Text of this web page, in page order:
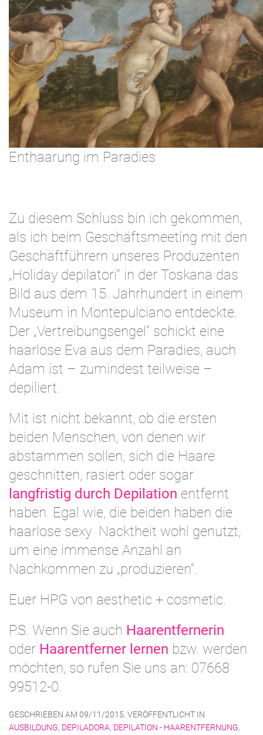
Enthaarung im Paradies
Zu diesem Schluss bin ich gekommen,
als ich beim Geschäftsmeeting mit den
Geschäftführern unseres Produzenten
„Holiday depilatori“ in der Toskana das
Bild aus dem 15. Jahrhundert in einem
Museum in Montepulciano entdeckte.
Der „Vertreibungsengel“ schickt eine
haarlose Eva aus dem Paradies, auch
Adam ist – zumindest teilweise –
depiliert.
Mit ist nicht bekannt, ob die ersten
beiden Menschen, von denen wir
abstammen sollen, sich die Haare
geschnitten, rasiert oder sogar
langfristig durch Depilation entfernt
haben. Egal wie, die beiden haben die
haarlose sexy Nacktheit wohl genutzt,
um eine immense Anzahl an
Nachkommen zu „produzieren“.
Euer HPG von aesthetic + cosmetic.
P.S. Wenn Sie auch Haarentfernerin
oder Haarentferner lernen bzw. werden
möchten, so rufen Sie uns an: 07668
99512-0.
GESCHRIEBEN AM 09/11/2015 . VERÖFFENTLICHT IN
AUSBILDUNG, DEPILADORA, DEPILATION - HAARENTFERNUNG,